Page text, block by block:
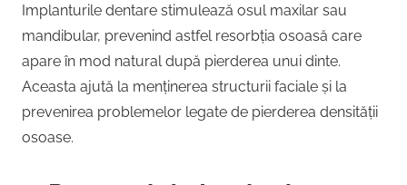
Implanturile dentare stimulează osul maxilar sau
mandibular, prevenind astfel resorbția osoasă care
apare în mod natural după pierderea unui dinte.
Aceasta ajută la menținerea structurii faciale și la
prevenirea problemelor legate de pierderea densității
osoase.